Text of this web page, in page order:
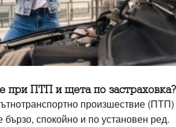
при ПТП и щета по застраховка?
произшествие (ПТП)
спокойно и по установен ред.